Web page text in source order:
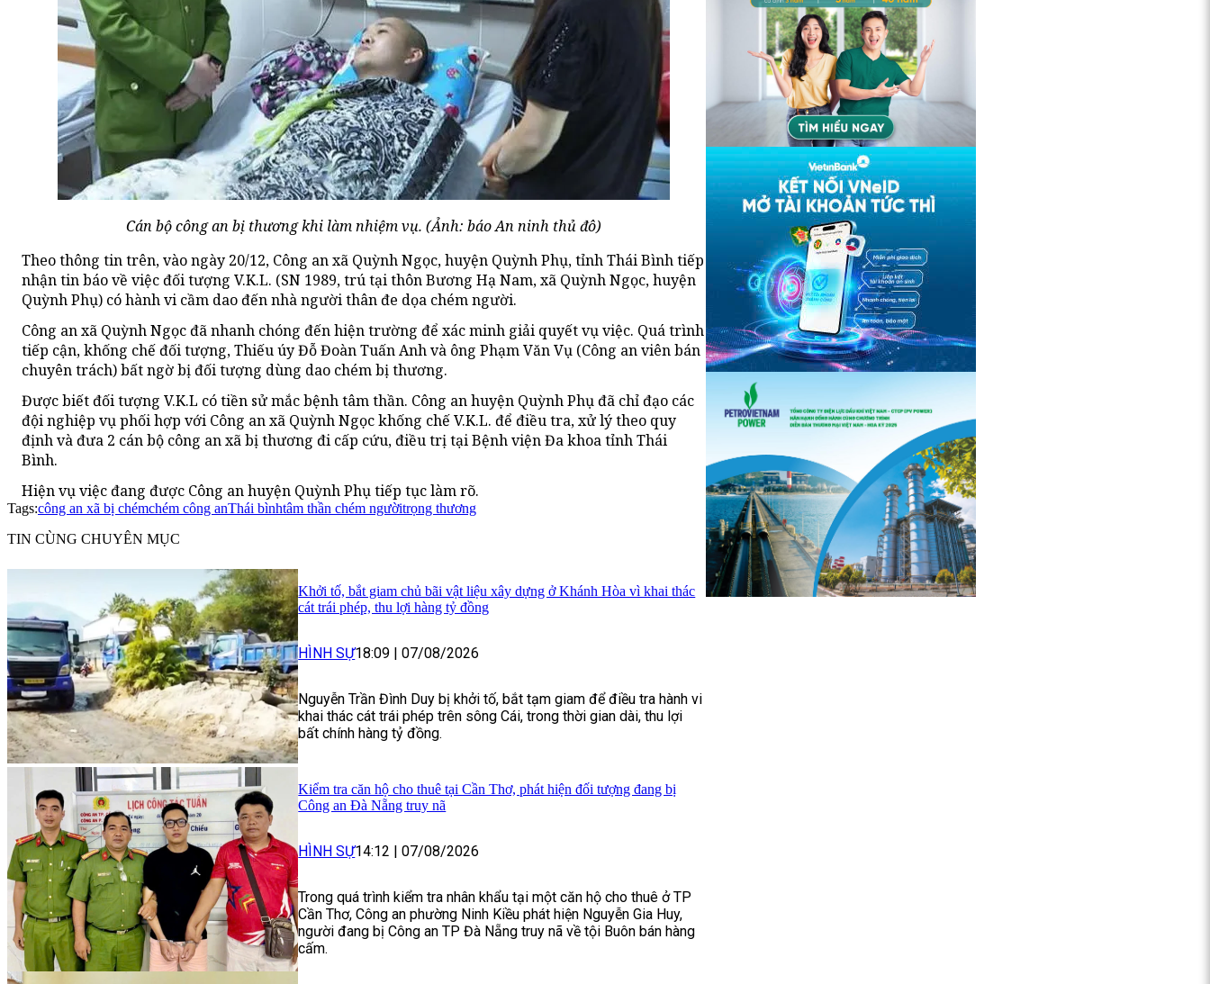
Cán bộ công an bị thương khi làm nhiệm vụ. (Ảnh: báo An ninh thủ đô)
Theo thông tin trên, vào ngày 20/12, Công an xã Quỳnh Ngọc, huyện Quỳnh Phụ, tỉnh Thái Bình tiếp
nhận tin báo về việc đối tượng V.K.L. (SN 1989, trú tại thôn Bương Hạ Nam, xã Quỳnh Ngọc, huyện
Quỳnh Phụ) có hành vi cầm dao đến nhà người thân đe dọa chém người.
Công an xã Quỳnh Ngọc đã nhanh chóng đến hiện trường để xác minh giải quyết vụ việc. Quá trình
tiếp cận, khống chế đối tượng, Thiếu úy Đỗ Đoàn Tuấn Anh và ông Phạm Văn Vụ (Công an viên bán
chuyên trách) bất ngờ bị đối tượng dùng dao chém bị thương.
Được biết đối tượng V.K.L có tiền sử mắc bệnh tâm thần. Công an huyện Quỳnh Phụ đã chỉ đạo các
đội nghiệp vụ phối hợp với Công an xã Quỳnh Ngọc khống chế V.K.L. để điều tra, xử lý theo quy
định và đưa 2 cán bộ công an xã bị thương đi cấp cứu, điều trị tại Bệnh viện Đa khoa tỉnh Thái
Bình.
Hiện vụ việc đang được Công an huyện Quỳnh Phụ tiếp tục làm rõ.
Tags:công an xã bị chémchém công anThái bìnhtâm thần chém ngườitrọng thương
TIN CÙNG CHUYÊN MỤC
Khởi tố, bắt giam chủ bãi vật liệu xây dựng ở Khánh Hòa vì khai thác
cát trái phép, thu lợi hàng tỷ đồng
HÌNH SỰ18:09 07/08/2026
Nguyễn Trần Đình Duy bị khởi tố, bắt tạm giam để điều tra hành vi
khai thác cát trái phép trên sông Cái, trong thời gian dài, thu lợi
bất chính hàng tỷ đồng.
Kiểm tra căn hộ cho thuê tại Cần Thơ, phát hiện đối tượng đang bị
Công an Đà Nẵng truy nã
HÌNH SỰ14:12 | 07/08/2026
Trong quá trình kiểm tra nhân khẩu tại một căn hộ cho thuê ở TP
Cần Thơ, Công an phường Ninh Kiều phát hiện Nguyễn Gia Huy,
người đang bị Công an TP Đà Nẵng truy nã về tội Buôn bán hàng
cấm.